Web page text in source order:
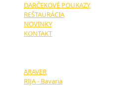
DARČEKOVÉ POUKAZY
REŠTAURÁCIA
NOVINKY
KONTAKT
ARAVER
RIJA - Bavaria